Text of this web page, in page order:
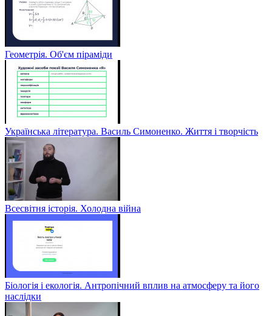
Геометрія. Об'єм піраміди
Українська література. Василь Симоненко. Життя і творчість
Всесвітня історія. Холодна війна
Біологія і екологія. Антропічний вплив на атмосферу та його
наслідки